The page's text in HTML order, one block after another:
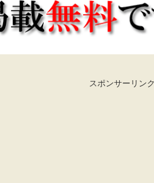
スポンサーリン